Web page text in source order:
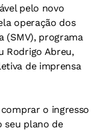
pelo novo
operação dos
(SMV), programa
Rodrigo Abreu,
de imprensa
o ingresso
seu plano de